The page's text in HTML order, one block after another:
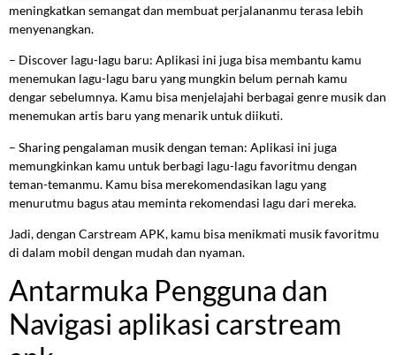
meningkatkan semangat dan membuat perjalananmu terasa lebih
menyenangkan.
– Discover lagu-lagu baru: Aplikasi ini juga bisa membantu kamu
menemukan lagu-lagu baru yang mungkin belum pernah kamu
dengar sebelumnya. Kamu bisa menjelajahi berbagai genre musik dan
menemukan artis baru yang menarik untuk diikuti.
– Sharing pengalaman musik dengan teman: Aplikasi ini juga
memungkinkan kamu untuk berbagi lagu-lagu favoritmu dengan
teman-temanmu. Kamu bisa merekomendasikan lagu yang
menurutmu bagus atau meminta rekomendasi lagu dari mereka.
Jadi, dengan Carstream APK, kamu bisa menikmati musik favoritmu
di dalam mobil dengan mudah dan nyaman.
Antarmuka Pengguna dan
Navigasi aplikasi carstream